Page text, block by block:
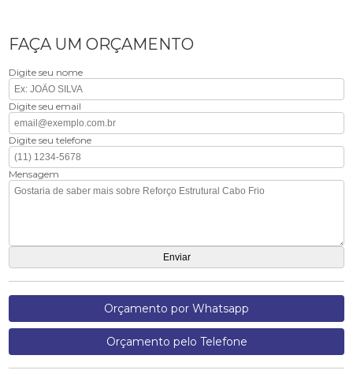
FAÇA UM ORÇAMENTO
Digite seu nome
Digite seu email
Digite seu telefone
Mensagem
Orçamento por Whatsapp
Orçamento pelo Telefone